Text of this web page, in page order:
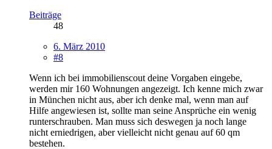
Beiträge
48
6. März 2010
#8
Wenn ich bei immobilienscout deine Vorgaben eingebe,
werden mir 160 Wohnungen angezeigt. Ich kenne mich zwar
in München nicht aus, aber ich denke mal, wenn man auf
Hilfe angewiesen ist, sollte man seine Ansprüche ein wenig
runterschrauben. Man muss sich deswegen ja noch lange
nicht erniedrigen, aber vielleicht nicht genau auf 60 qm
bestehen.